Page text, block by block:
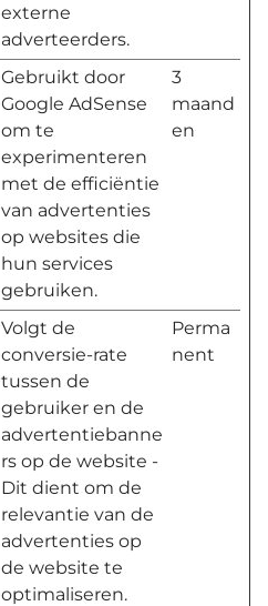
externe
adverteerders.
Gebruikt door
Google AdSense
om te
experimenteren
met de efficiëntie
van advertenties
op websites die
hun services
gebruiken.
3
maand
en
Volgt de
conversie-rate
tussen de
gebruiker en de
advertentiebanne
rs op de website -
Dit dient om de
relevantie van de
advertenties op
de website te
optimaliseren.
Perma
nent